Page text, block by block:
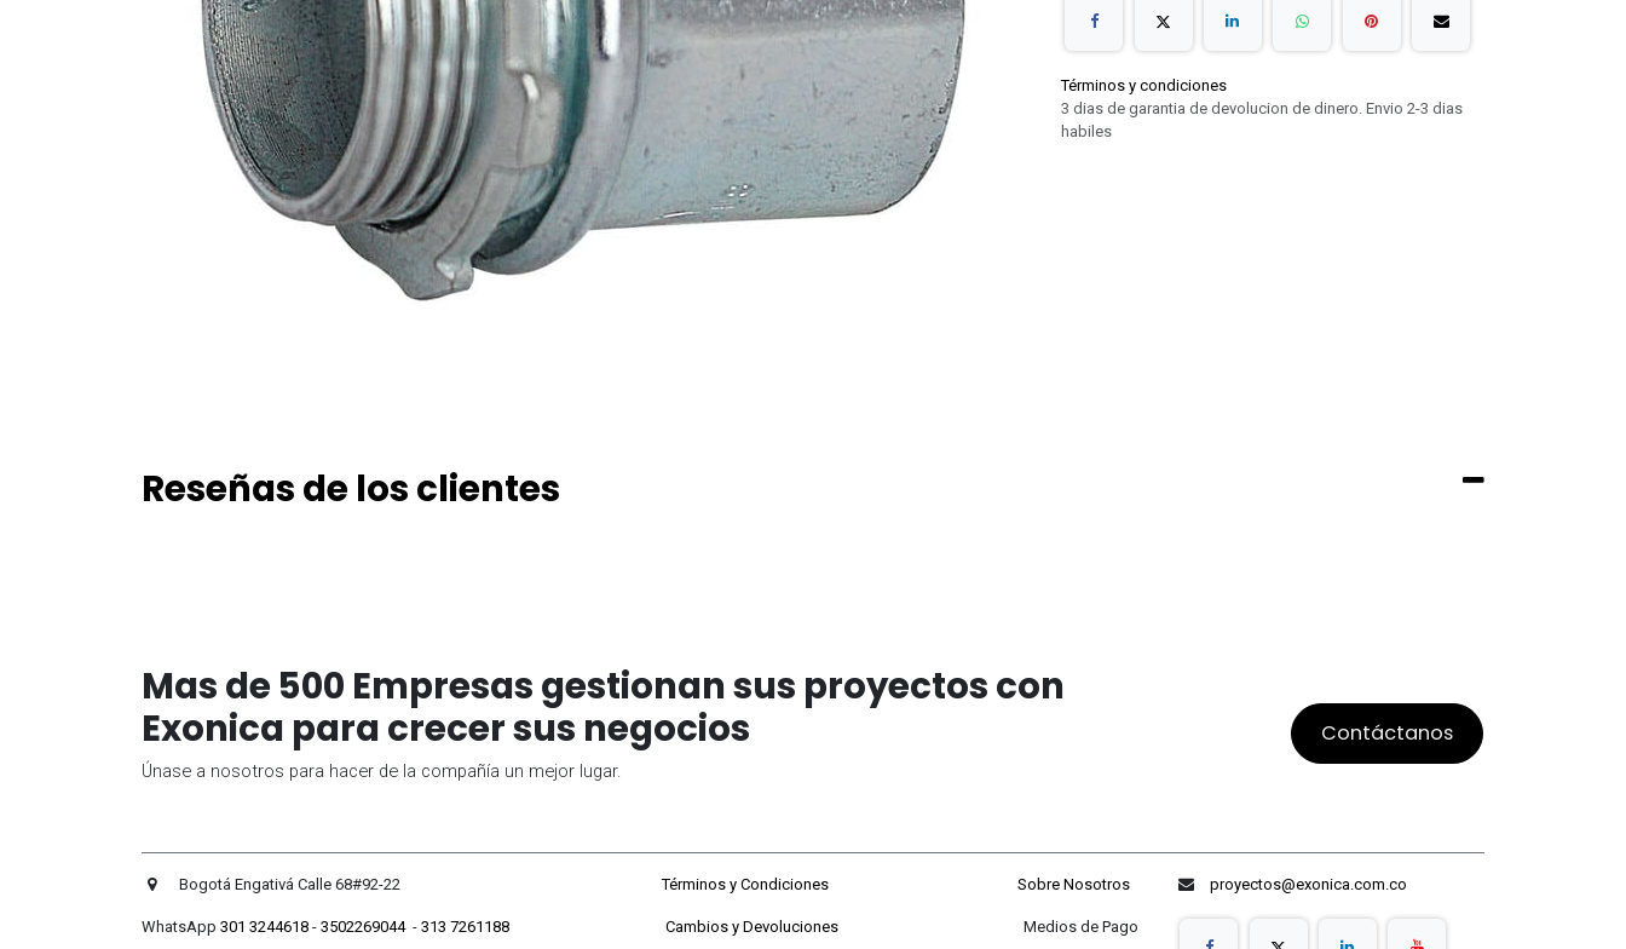
Términos y condiciones
3 dias de garantia de devolucion de dinero. Envio 2-3 dias
habiles
Reseñas de los clientes
Mas de 500 Empresas gestionan sus proyectos con
Exonica para crecer sus negocios
Únase a nosotros para hacer de la compañía un mejor lugar.
Contáctanos
Bogotá Engativá Calle 68#92-22Términos y Condiciones Sobre Nosotros
WhatsApp 301 3244618 - 3502269044- 313 7261188 Cambios y Devoluciones Medios de Pago
proyectos@exonica.com.co